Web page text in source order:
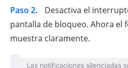
Paso 2.
Desactiva el
pantalla de bloqueo. Ahora el
muestra claramente.